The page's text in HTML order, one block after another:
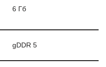
6 Гб
gDDR 5